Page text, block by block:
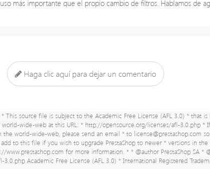
más importante que el propio cambio de filtros. Hablamos de
Haga clic aquí para dejar un comentario
* This source file is subject to the Academic Free License (AFL 3.0) * that
world-wide-web at this URL: * http://opensource.org/licenses/afl-3.0.php
world-wide-web, please send an email * to license@prestashop.com
to this file if you wish to upgrade PrestaShop to newer * versions in
www.prestashop.com for more information. * * @author PrestaShop SA *
Academic Free License (AFL 3.0) * International Registered